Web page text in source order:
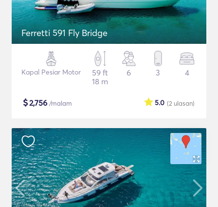
Ferretti 591 Fly Bridge
Kapal Pesiar Motor
59 ft
18 m
6 3 4
$2,756 /malam (2 ulasan)
5.0